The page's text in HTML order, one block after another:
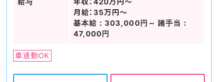
給与
年収：420万円～
月給：35万円～
基本給：303,000円～ 諸手当：
47,000円
車通勤OK